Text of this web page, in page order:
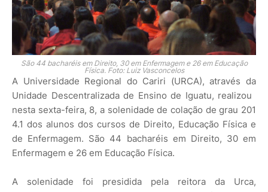
São ​44​ bacharéis em Direito, 30 em Enfermagem e 26 em Educação
Física. Foto: Luiz Vasconcelos
A Universidade Regional do Cariri (URCA), através da
Unidade Descentralizada de Ensino de Iguatu, realizou ​
nesta sexta-feira​, 8, a solenidade de colação de grau 201​
4.1 dos alunos dos cursos de Direito, Educação Física e​
de Enfermagem. São ​44​ bacharéis em Direito, 30 em
Enfermagem e 26 em Educação Física.
A solenidade foi presidida pela reitora da Urca,